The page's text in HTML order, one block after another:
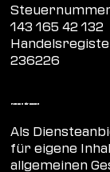
143 165 42 132
236226
Haftung für Inhalte
Als
für eigene
allgemeinen